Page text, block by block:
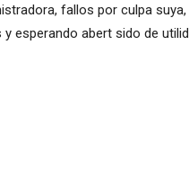
fallos por culpa
esperando abert sido de